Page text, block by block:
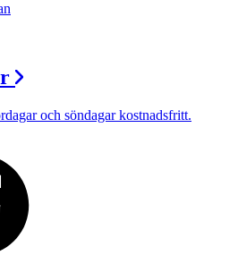
och söndagar kostnadsfritt.